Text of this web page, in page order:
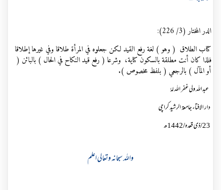
الدر المختار (3/ 226):
كتاب الطلاق ( وهو ) لغة رفع القيد لكن جعلوه في المرأة طلاقا وفي غيرها إطلاقا
فلذا كان أنت مطلقة بالسكون كناية، وشرعا ( رفع قيد النكاح في الحال ) بالبائن (
أو المآل ) بالرجعي ( بلفظ مخصوص ).
عبداللہ ولی غفر اللہ لہٗ
دار الافتاء جامعۃ الرشید کراچی
1442ھ
واللہ سبحانہ وتعالی اعلم